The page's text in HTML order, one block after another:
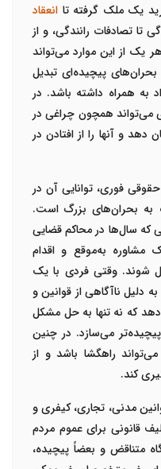
یک ملک گرفته تا انعقاد
تا تصادفات رانندگی، و از
یک از این موارد می‌تواند
پیچیده‌ای تبدیل
به همراه داشته باشد. در
می‌تواند همچون چراغی در
و آنها را از افتادن در
فوری، توانایی آن در
به بحران‌های بزرگ است.
که سال‌ها در محاکم قضایی
مشاوره به‌موقع و اقدام
شوند. وقتی فردی با یک
ناآگاهی از قوانین و
که نه تنها به حل مشکل
می‌سازد. در چنین
می‌تواند راهگشا باشد و از
کند.
مدنی، تجاری، کیفری و
قانونی برای عموم مردم
متناقض و بعضاً پیچیده،